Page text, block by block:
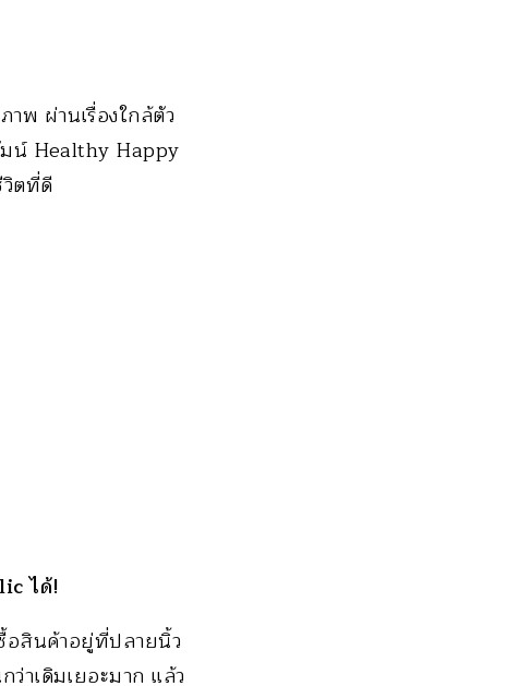
พ ผ่านเรื่องใกล้ตัว
มน์ Healthy Happy
ตที่ดี
ได้!
อสินค้าอยู่ที่ปลายนิ้ว
าเดิมเยอะมาก แล้ว